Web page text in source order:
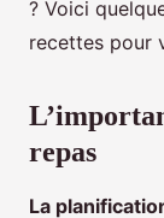
? Voici
recettes pour
repas
La